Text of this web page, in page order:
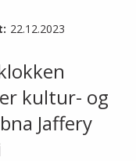
22.12.2023
kultur- og
Jaffery